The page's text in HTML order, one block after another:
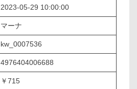
2023-05-29 10:00:00
マーナ
kw_0007536
4976404006688
￥715